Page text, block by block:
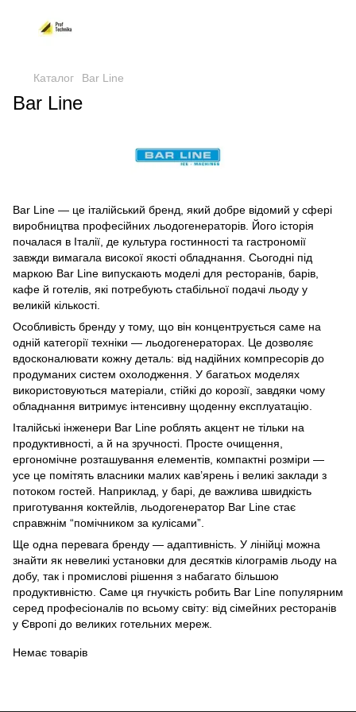
Каталог Bar Line
Bar Line
Bar Line — це італійський бренд, який добре відомий у сфері
виробництва професійних льодогенераторів. Його історія
почалася в Італії, де культура гостинності та гастрономії
завжди вимагала високої якості обладнання. Сьогодні під
маркою Bar Line випускають моделі для ресторанів, барів,
кафе й готелів, які потребують стабільної подачі льоду у
великій кількості.
Особливість бренду у тому, що він концентрується саме на
одній категорії техніки — льодогенераторах. Це дозволяє
вдосконалювати кожну деталь: від надійних компресорів до
продуманих систем охолодження. У багатьох моделях
використовуються матеріали, стійкі до корозії, завдяки чому
обладнання витримує інтенсивну щоденну експлуатацію.
Італійські інженери Bar Line роблять акцент не тільки на
продуктивності, а й на зручності. Просте очищення,
ергономічне розташування елементів, компактні розміри —
усе це помітять власники малих кав’ярень і великі заклади з
потоком гостей. Наприклад, у барі, де важлива швидкість
приготування коктейлів, льодогенератор Bar Line стає
справжнім “помічником за кулісами”.
Ще одна перевага бренду — адаптивність. У лінійці можна
знайти як невеликі установки для десятків кілограмів льоду на
добу, так і промислові рішення з набагато більшою
продуктивністю. Саме ця гнучкість робить Bar Line популярним
серед професіоналів по всьому світу: від сімейних ресторанів
у Європі до великих готельних мереж.
Немає товарів